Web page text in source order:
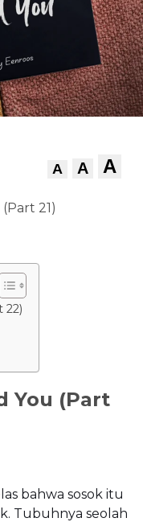
A A A
21)
22)
You (Part
bahwa sosok itu
Tubuhnya seolah